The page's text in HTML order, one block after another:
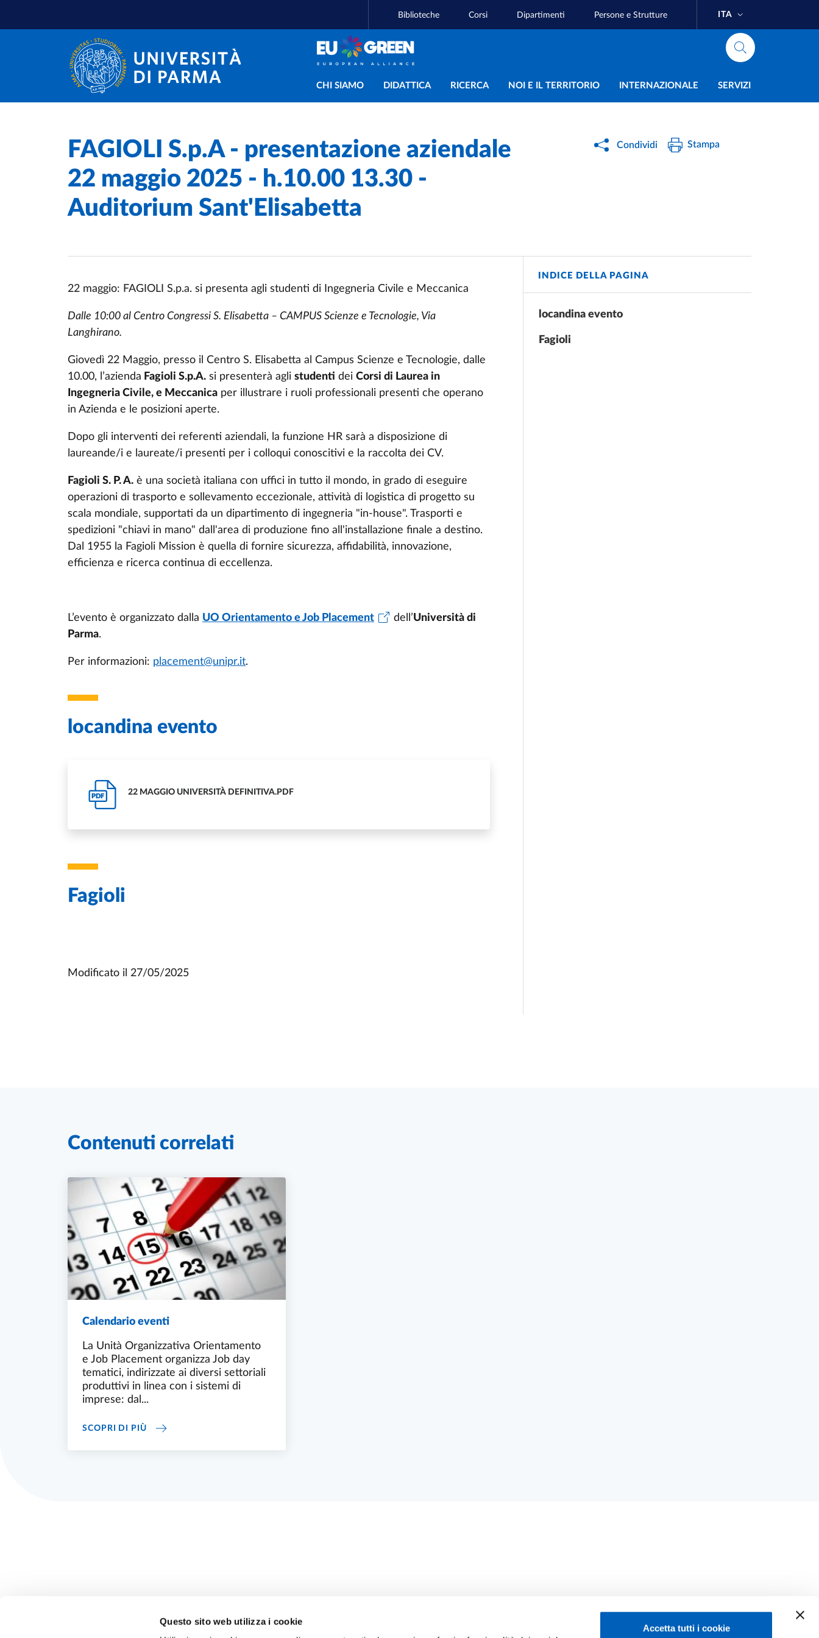
Questo sito web utilizza i cookie
Accetta tutti i cookie
Biblioteche Corsi Dipartimenti Persone e Strutture ITA
Navigazione principale
CHI SIAMO DIDATTICA RICERCA NOI E IL TERRITORIO INTERNAZIONALE SERVIZI
Home /
FAGIOLI S.p.A - presentazione aziendale
22 maggio 2025 - h.10.00 13.30 -
Auditorium Sant'Elisabetta
Condividi Stampa
INDICE DELLA PAGINA
locandina evento
Fagioli
22 maggio: FAGIOLI S.p.a. si presenta agli studenti di Ingegneria Civile e Meccanica
Dalle 10:00 al Centro Congressi S. Elisabetta – CAMPUS Scienze e Tecnologie, Via
Langhirano.
Giovedì 22 Maggio, presso il Centro S. Elisabetta al Campus Scienze e Tecnologie, dalle
10.00, l’azienda Fagioli S.p.A. si presenterà agli studenti dei Corsi di Laurea in
Ingegneria Civile, e Meccanica per illustrare i ruoli professionali presenti che operano
in Azienda e le posizioni aperte.
Dopo gli interventi dei referenti aziendali, la funzione HR sarà a disposizione di
laureande/i e laureate/i presenti per i colloqui conoscitivi e la raccolta dei CV.
Fagioli S. P. A. è una società italiana con uffici in tutto il mondo, in grado di eseguire
operazioni di trasporto e sollevamento eccezionale, attività di logistica di progetto su
scala mondiale, supportati da un dipartimento di ingegneria "in-house". Trasporti e
spedizioni "chiavi in mano" dall'area di produzione fino all'installazione finale a destino.
Dal 1955 la Fagioli Mission è quella di fornire sicurezza, affidabilità, innovazione,
efficienza e ricerca continua di eccellenza.
L’evento è organizzato dalla UO Orientamento e Job Placement dell’Università di
Parma.
Per informazioni: placement@unipr.it.
locandina evento
PDF
22 MAGGIO UNIVERSITÀ DEFINITIVA.PDF
Fagioli
Modificato il 27/05/2025
Contenuti correlati
Calendario eventi
La Unità Organizzativa Orientamento
e Job Placement organizza Job day
tematici, indirizzate ai diversi settoriali
produttivi in linea con i sistemi di
imprese: dal...
SCOPRI DI PIÙCALENDARIO EVENTI